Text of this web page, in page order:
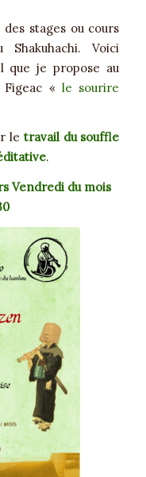
stages ou cours
Shakuhachi. Voici
que je propose au
« le sourire
le travail du souffle
.
Vendredi du mois